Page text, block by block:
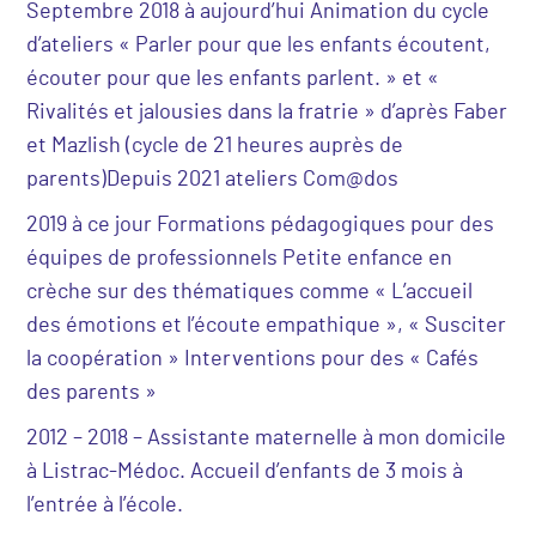
Septembre 2018 à aujourd’hui Animation du cycle
d’ateliers « Parler pour que les enfants écoutent,
écouter pour que les enfants parlent. » et «
Rivalités et jalousies dans la fratrie » d’après Faber
et Mazlish (cycle de 21 heures auprès de
parents)Depuis 2021 ateliers Com@dos
2019 à ce jour Formations pédagogiques pour des
équipes de professionnels Petite enfance en
crèche sur des thématiques comme « L’accueil
des émotions et l’écoute empathique », « Susciter
la coopération » Interventions pour des « Cafés
des parents »
2012 – 2018 – Assistante maternelle à mon domicile
à Listrac-Médoc. Accueil d’enfants de 3 mois à
l’entrée à l’école.